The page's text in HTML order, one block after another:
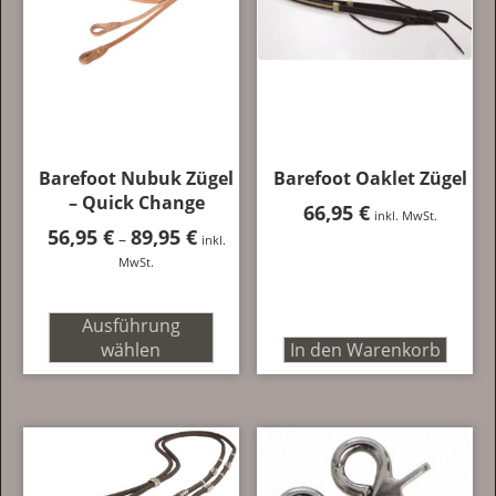
Optionen
gewählt
werden
Barefoot Nubuk Zügel
– Quick Change
56,95 € – 89,95 €Preisspanne:
inkl.
MwSt.
Ausführung
wählen
weist
Barefoot Oaklet Zügel
66,95€ inkl. MwSt.
In den Warenkorb